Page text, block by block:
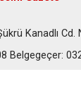
Kanadlı Cd.
Belgegeçer: